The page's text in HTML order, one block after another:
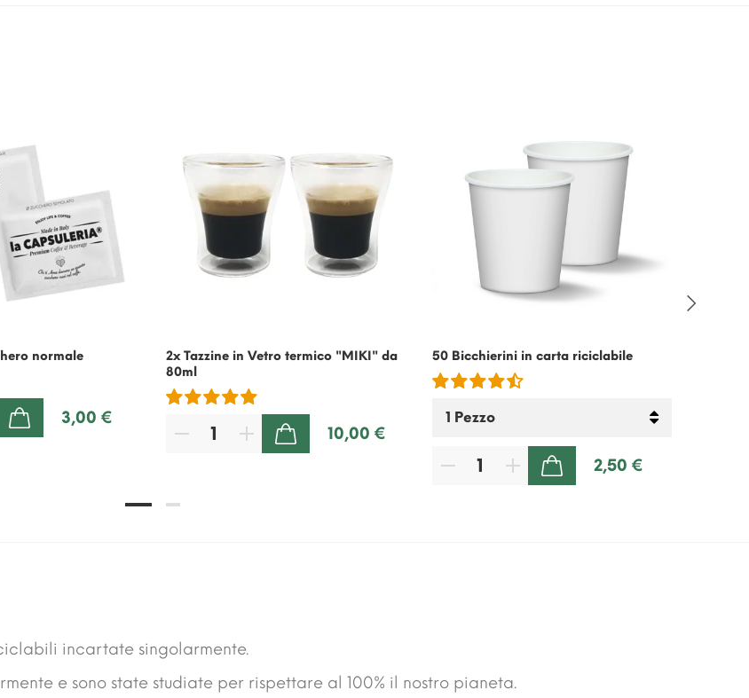
normale
3,00 €
2x Tazzine in Vetro termico "MIKI" da
80ml
10,00 €
50 Bicchierini in carta riciclabile
2,50 €
incartate singolarmente.
e sono state studiate per rispettare al 100% il nostro pianeta.